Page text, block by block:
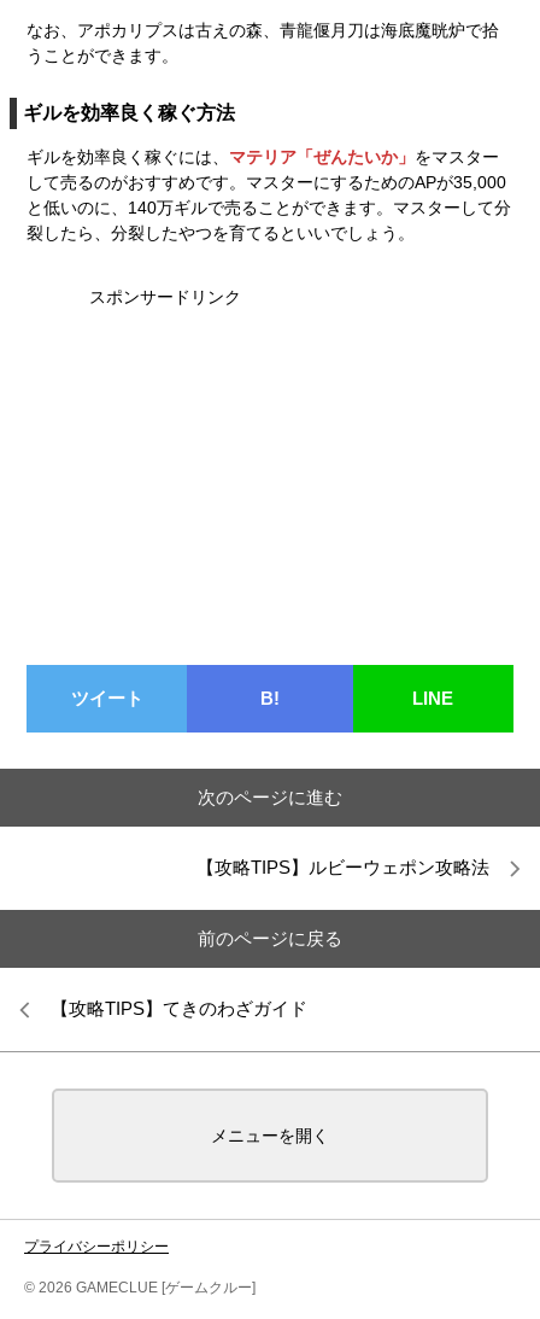
なお、アポカリプスは古えの森、青龍偃月刀は海底魔晄炉で拾
うことができます。
ギルを効率良く稼ぐ方法
ギルを効率良く稼ぐには、 マテリア「ぜんたいか」 をマスター
して売るのがおすすめです。マスターにするためのAPが35,000
と低いのに、140万ギルで売ることができます。マスターして分
裂したら、分裂したやつを育てるといいでしょう。
スポンサードリンク
ツイート B! LINE
次のページに進む
【攻略TIPS】ルビーウェポン攻略法
前のページに戻る
【攻略TIPS】てきのわざガイド
メニューを開く
プライバシーポリシー
© 2026 GAMECLUE [ゲームクルー]